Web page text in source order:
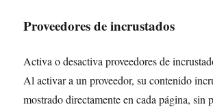
Proveedores de incrustados
Activa o desactiva proveedores de
Al activar a un proveedor, su contenido
mostrado directamente en cada página, sin